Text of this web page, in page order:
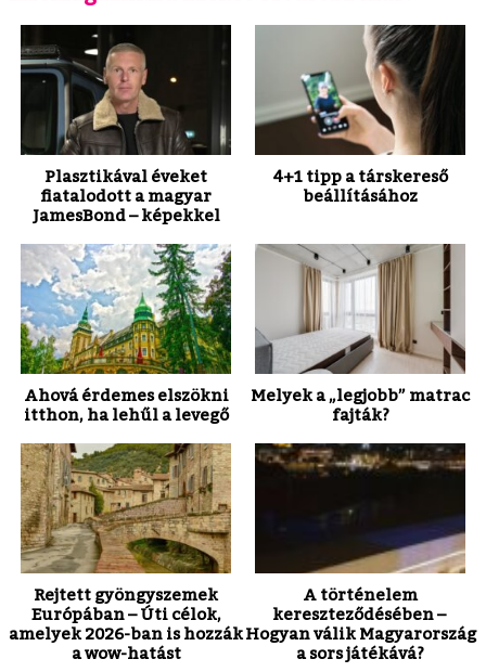
Plasztikával éveket
fiatalodott a magyar
JamesBond – képekkel
4+1 tipp a társkereső
beállításához
Ahová érdemes elszökni
itthon, ha lehűl a levegő
Melyek a „legjobb” matrac
fajták?
Rejtett gyöngyszemek
Európában – Úti célok,
amelyek 2026-ban is hozzák
a wow-hatást
A történelem
kereszteződésében –
Hogyan válik Magyarország
a sors játékává?